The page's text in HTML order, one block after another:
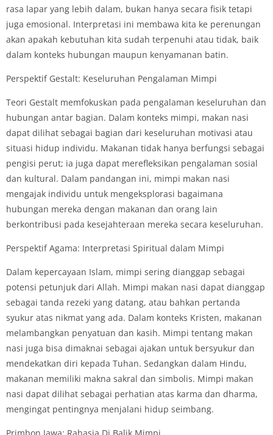
rasa lapar yang lebih dalam, bukan hanya secara fisik tetapi
juga emosional. Interpretasi ini membawa kita ke perenungan
akan apakah kebutuhan kita sudah terpenuhi atau tidak, baik
dalam konteks hubungan maupun kenyamanan batin.
Perspektif Gestalt: Keseluruhan Pengalaman Mimpi
Teori Gestalt memfokuskan pada pengalaman keseluruhan dan
hubungan antar bagian. Dalam konteks mimpi, makan nasi
dapat dilihat sebagai bagian dari keseluruhan motivasi atau
situasi hidup individu. Makanan tidak hanya berfungsi sebagai
pengisi perut; ia juga dapat merefleksikan pengalaman sosial
dan kultural. Dalam pandangan ini, mimpi makan nasi
mengajak individu untuk mengeksplorasi bagaimana
hubungan mereka dengan makanan dan orang lain
berkontribusi pada kesejahteraan mereka secara keseluruhan.
Perspektif Agama: Interpretasi Spiritual dalam Mimpi
Dalam kepercayaan Islam, mimpi sering dianggap sebagai
potensi petunjuk dari Allah. Mimpi makan nasi dapat dianggap
sebagai tanda rezeki yang datang, atau bahkan pertanda
syukur atas nikmat yang ada. Dalam konteks Kristen, makanan
melambangkan penyatuan dan kasih. Mimpi tentang makan
nasi juga bisa dimaknai sebagai ajakan untuk bersyukur dan
mendekatkan diri kepada Tuhan. Sedangkan dalam Hindu,
makanan memiliki makna sakral dan simbolis. Mimpi makan
nasi dapat dilihat sebagai perhatian atas karma dan dharma,
mengingat pentingnya menjalani hidup seimbang.
Primbon Jawa: Rahasia Di Balik Mimpi